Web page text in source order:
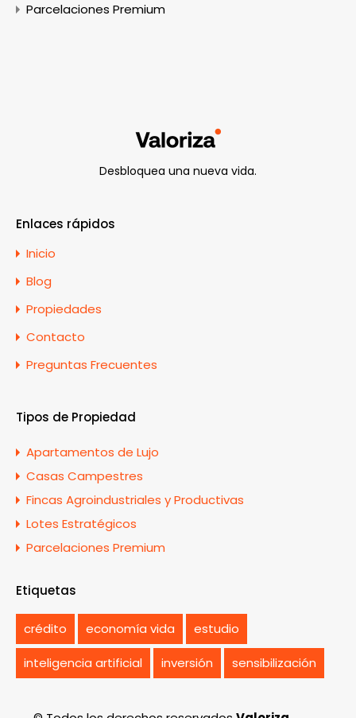
Parcelaciones Premium
Desbloquea una nueva vida.
Enlaces rápidos
Inicio
Blog
Propiedades
Contacto
Preguntas Frecuentes
Tipos de Propiedad
Apartamentos de Lujo
Casas Campestres
Fincas Agroindustriales y Productivas
Lotes Estratégicos
Parcelaciones Premium
Etiquetas
crédito economía vida estudio
inteligencia artificial inversión sensibilización